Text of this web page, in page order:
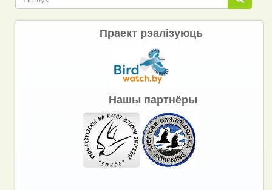
Праект рэалізуюць
Нашы партнёры